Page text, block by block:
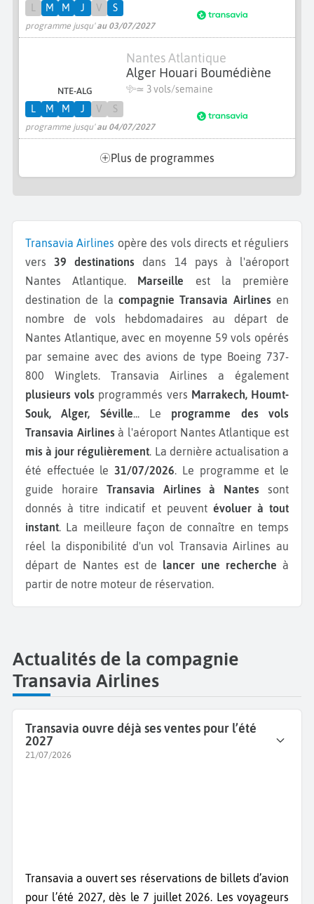
programme jusqu'au 03/07/2027
L M M J V S
NTE-ALG
Nantes Atlantique
Alger Houari Boumédiène
≃ 3 vols/semaine
programme jusqu'au 04/07/2027
L M M J V S
Plus de programmes
Transavia Airlines opère des vols directs et réguliers
vers39 destinations dans 14 pays à l'aéroport
Nantes Atlantique. Marseille est la première
destination de la compagnie Transavia Airlines en
nombre de vols hebdomadaires au départ de
Nantes Atlantique, avec en moyenne 59 vols opérés
par semaine avec des avions de type Boeing 737-
800 Winglets. Transavia Airlines a également
plusieurs vols programmés vers Marrakech, Houmt-
Souk, Alger, Séville... Le programme des vols
Transavia Airlines à l'aéroport Nantes Atlantique est
mis à jour régulièrement. La dernière actualisation a
été effectuée le31/07/2026. Le programme et le
guide horaire Transavia Airlines à Nantes sont
donnés à titre indicatif et peuvent évoluer à tout
instant. La meilleure façon de connaître en temps
réel la disponibilité d'un vol Transavia Airlines au
départ de Nantes est de lancer une recherche à
partir de notre moteur de réservation.
Actualités de la compagnie
Transavia Airlines
Transavia ouvre déjà ses ventes pour l’été
2027
21/07/2026
Transavia a ouvert ses réservations de billets d’avion
pour l’été 2027, dès le 7 juillet 2026. Les voyageurs